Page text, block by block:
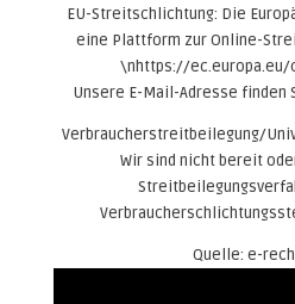
EU-Streitschlichtung: Die
eine Plattform zur Online-
\nhttps://ec.europa.eu/
Unsere E-Mail-Adresse finden
Verbraucherstreitbeilegung/
Wir sind nicht bereit
Quelle: e-